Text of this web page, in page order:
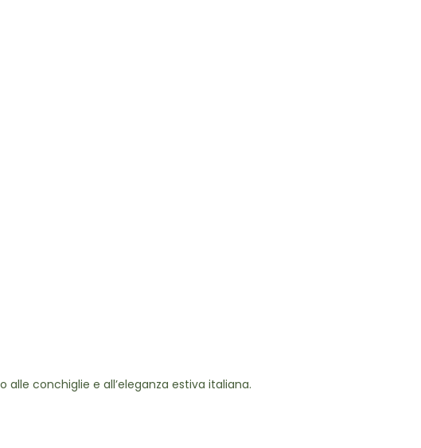
conchiglie e all’eleganza estiva italiana.